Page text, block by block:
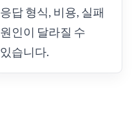
응답 형식, 비용, 실패
원인이 달라질 수
있습니다.